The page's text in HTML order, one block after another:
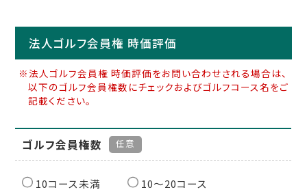
法人ゴルフ会員権 時価評価
※法人ゴルフ会員権 時価評価をお問い合わせされる場合は、
以下のゴルフ会員権数にチェックおよびゴルフコース名をご
記載ください。
ゴルフ会員権数 任意
10コース未満
10〜20コース